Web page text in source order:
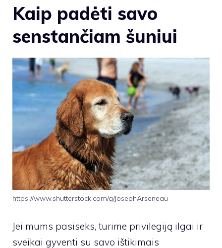
Kaip padėti savo
senstančiam šuniui
https://www.shutterstock.com/g/JosephArseneau
Jei mums pasiseks, turime privilegiją ilgai ir
sveikai gyventi su savo ištikimais